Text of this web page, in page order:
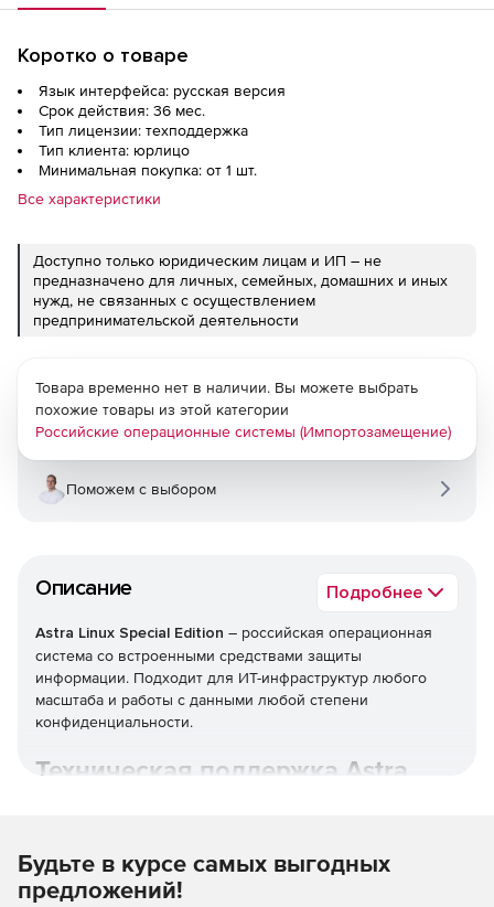
Коротко о товаре
Язык интерфейса: русская версия
Срок действия: 36 мес.
Тип лицензии: техподдержка
Тип клиента: юрлицо
Минимальная покупка: от 1 шт.
Все характеристики
Доступно только юридическим лицам и ИП – не
предназначено для личных, семейных, домашних и иных
нужд, не связанных с осуществлением
предпринимательской деятельности
Описание Подробнее
Astra Linux Special Edition – российская операционная
система со встроенными средствами защиты
информации. Подходит для ИТ-инфраструктур любого
масштаба и работы с данными любой степени
конфиденциальности.
Техническая поддержка Astra
Товара временно нет в наличии. Вы можете выбрать
похожие товары из этой категории
Российские операционные системы (Импортозамещение)
Поможем с выбором
Будьте в курсе самых выгодных
предложений!